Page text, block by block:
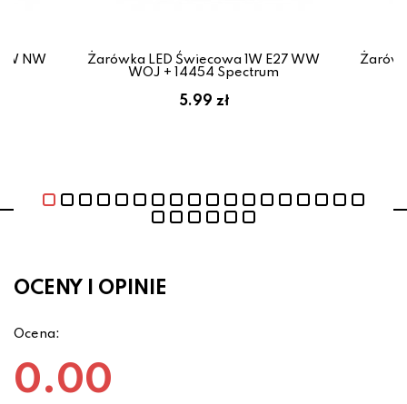
NW
Żarówka LED Świecowa 1W E27 WW
WOJ + 14454 Spectrum
5.99 zł
OCENY I OPINIE
Ocena:
0.00